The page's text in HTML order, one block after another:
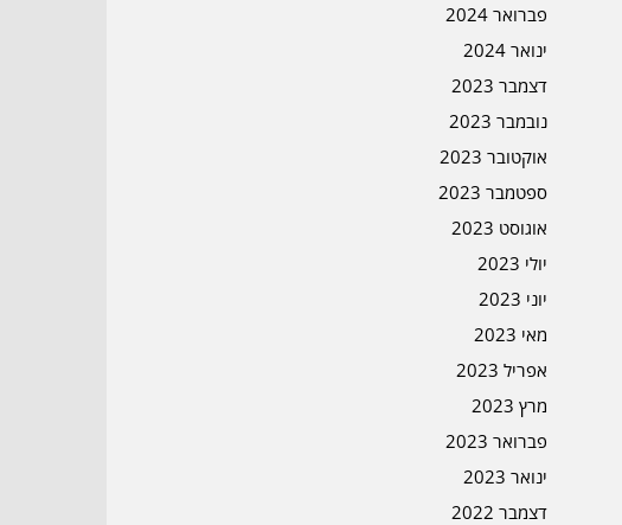
פברואר 2024
ינואר 2024
דצמבר 2023
נובמבר 2023
אוקטובר 2023
ספטמבר 2023
אוגוסט 2023
יולי 2023
יוני 2023
מאי 2023
אפריל 2023
מרץ 2023
פברואר 2023
ינואר 2023
דצמבר 2022